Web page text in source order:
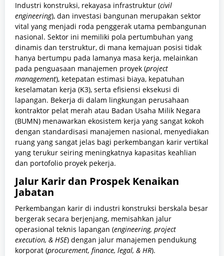
Industri konstruksi, rekayasa infrastruktur (civil
engineering), dan investasi bangunan merupakan sektor
vital yang menjadi roda penggerak utama pembangunan
nasional. Sektor ini memiliki pola pertumbuhan yang
dinamis dan terstruktur, di mana kemajuan posisi tidak
hanya bertumpu pada lamanya masa kerja, melainkan
pada penguasaan manajemen proyek (project
management), ketepatan estimasi biaya, kepatuhan
keselamatan kerja (K3), serta efisiensi eksekusi di
lapangan. Bekerja di dalam lingkungan perusahaan
kontraktor pelat merah atau Badan Usaha Milik Negara
(BUMN) menawarkan ekosistem kerja yang sangat kokoh
dengan standardisasi manajemen nasional, menyediakan
ruang yang sangat jelas bagi perkembangan karir vertikal
yang terukur seiring meningkatnya kapasitas keahlian
dan portofolio proyek pekerja.
Jalur Karir dan Prospek Kenaikan
Jabatan
Perkembangan karir di industri konstruksi berskala besar
bergerak secara berjenjang, memisahkan jalur
operasional teknis lapangan (engineering, project
execution, & HSE) dengan jalur manajemen pendukung
korporat (procurement, finance, legal, & HR).